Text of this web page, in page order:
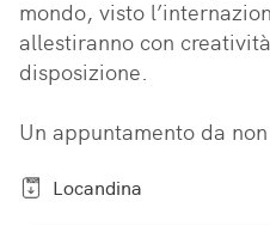
mondo, visto
allestiranno con
disposizione.
Un appuntamento da
Locandina